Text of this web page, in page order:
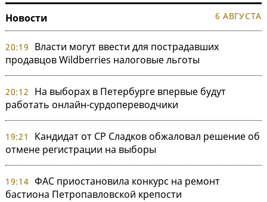
Новости 6 АВГУСТА
20:19
Власти могут ввести для пострадавших
продавцов Wildberries налоговые льготы
20:12
На выборах в Петербурге впервые будут
работать онлайн-сурдопереводчики
19:21
Кандидат от СР Сладков обжаловал решение об
отмене регистрации на выборы
19:14 ФАС приостановила конкурс на ремонт
бастиона Петропавловской крепости